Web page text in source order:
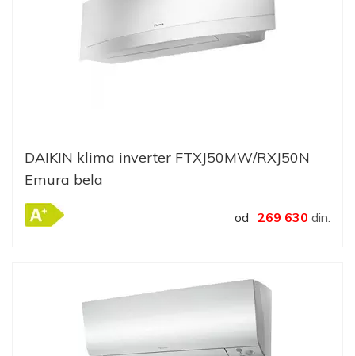
DAIKIN klima inverter FTXJ50MW/RXJ50N
Emura bela
od 269 630 din.